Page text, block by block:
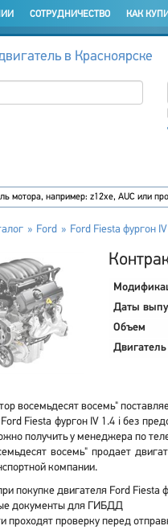
СОТРУДНИЧЕСТВО КАК
в Красноярске
Ford Ford Fiesta фургон IV
Даты
Объем
Двигатель
восемьдесят восемь"
Fiesta фургон IV 1.4 i без
получить у менеджера по
восемь" продает
компании.
покупке двигателя Ford Fiesta
документы для ГИБДД
проходят проверку перед